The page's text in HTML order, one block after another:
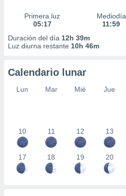
Primera luz
05:17
Mediodía
11:59
Duración del día 12h 39m
Luz diurna restante 10h 46m
Calendario lunar
Lun Mar Mié Jue
10 11 12 13
17 18 19 20